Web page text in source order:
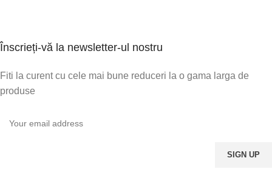
Înscrieți-vă la newsletter-ul nostru
Fiti la curent cu cele mai bune reduceri la o gama larga de
produse